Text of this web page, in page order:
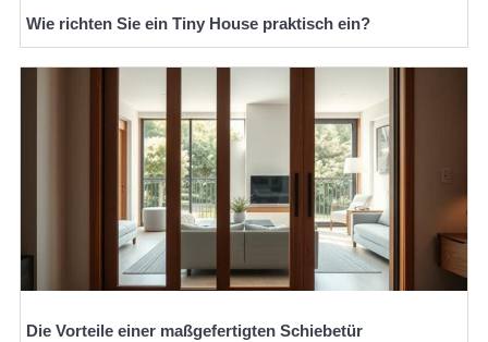
Wie richten Sie ein Tiny House praktisch ein?
Die Vorteile einer maßgefertigten Schiebetür